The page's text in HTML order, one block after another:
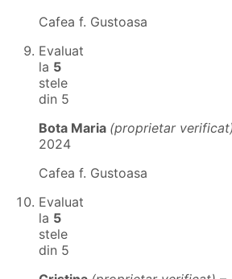
Cafea f. Gustoasa
Evaluat
la 5
stele
din 5
Bota Maria (proprietar
2024
Cafea f. Gustoasa
Evaluat
la 5
stele
din 5